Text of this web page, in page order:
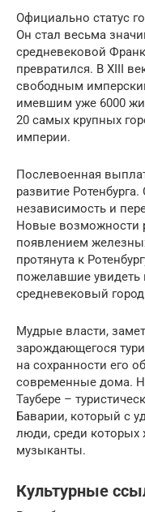
Официально статус
Он стал весьма
средневековой
превратился. В XIII
свободным
имевшим уже 6000
20 самых крупных
империи.
Послевоенная
развитие
независимость и
Новые возможности
появлением
протянута к
пожелавшие увидеть
средневековый
Мудрые власти,
зарождающегося
на сохранности его
современные дома.
Таубере –
Баварии, который с
люди, среди которых
музыканты.
Культурные